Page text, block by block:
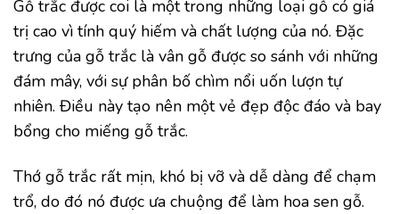
Gỗ trắc được coi là một trong những loại gỗ có giá
trị cao vì tính quý hiếm và chất lượng của nó. Đặc
trưng của gỗ trắc là vân gỗ được so sánh với những
đám mây, với sự phân bố chìm nổi uốn lượn tự
nhiên. Điều này tạo nên một vẻ đẹp độc đáo và bay
bổng cho miếng gỗ trắc.
Thớ gỗ trắc rất mịn, khó bị vỡ và dễ dàng để chạm
trổ, do đó nó được ưa chuộng để làm hoa sen gỗ.